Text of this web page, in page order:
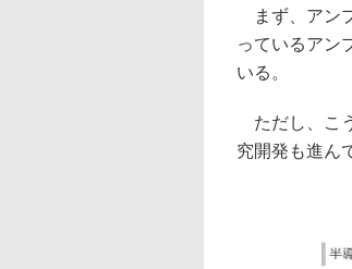
まず、アン
っているアン
いる。
ただし、こ
究開発も進ん